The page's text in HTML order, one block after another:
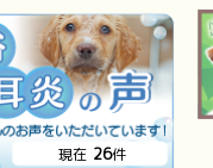
現在 26件